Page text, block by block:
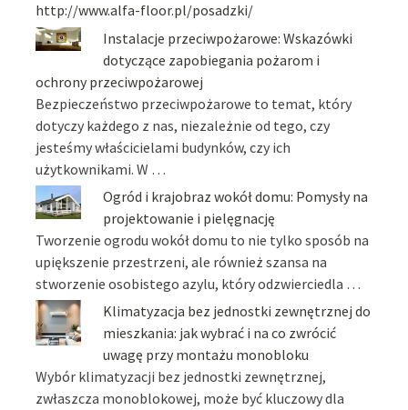
http://www.alfa-floor.pl/posadzki/
Instalacje przeciwpożarowe: Wskazówki
dotyczące zapobiegania pożarom i
ochrony przeciwpożarowej
Bezpieczeństwo przeciwpożarowe to temat, który
dotyczy każdego z nas, niezależnie od tego, czy
jesteśmy właścicielami budynków, czy ich
użytkownikami. W …
Ogród i krajobraz wokół domu: Pomysły na
projektowanie i pielęgnację
Tworzenie ogrodu wokół domu to nie tylko sposób na
upiększenie przestrzeni, ale również szansa na
stworzenie osobistego azylu, który odzwierciedla …
Klimatyzacja bez jednostki zewnętrznej do
mieszkania: jak wybrać i na co zwrócić
uwagę przy montażu monobloku
Wybór klimatyzacji bez jednostki zewnętrznej,
zwłaszcza monoblokowej, może być kluczowy dla